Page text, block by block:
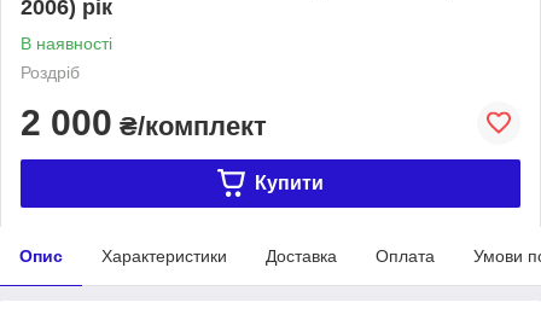
2006) рік
В наявності
Роздріб
2 000 ₴/комплект
Купити
Опис Характеристики Доставка Оплата Умови